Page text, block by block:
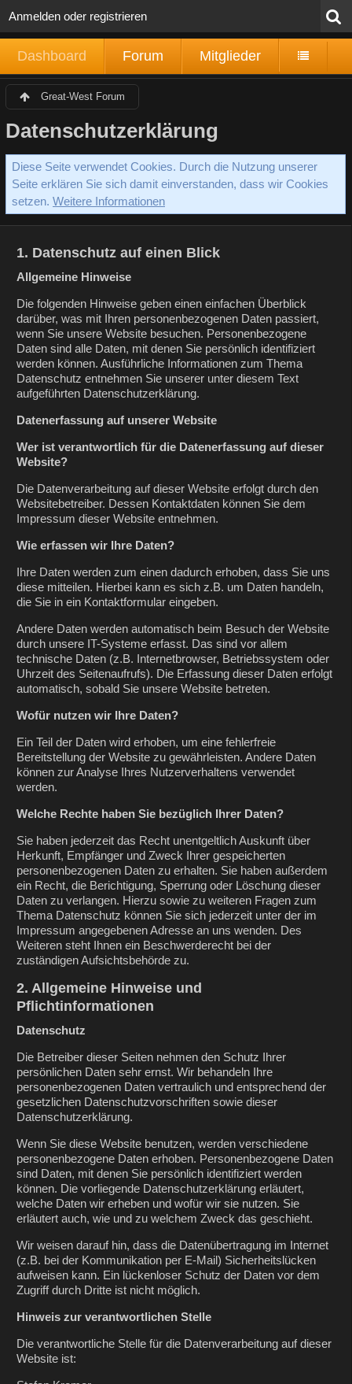
Anmelden oder registrieren
Dashboard Forum Mitglieder
Great-West Forum
Datenschutzerklärung
Diese Seite verwendet Cookies. Durch die Nutzung unserer
Seite erklären Sie sich damit einverstanden, dass wir Cookies
setzen. Weitere Informationen
1. Datenschutz auf einen Blick
Allgemeine Hinweise
Die folgenden Hinweise geben einen einfachen Überblick
darüber, was mit Ihren personenbezogenen Daten passiert,
wenn Sie unsere Website besuchen. Personenbezogene
Daten sind alle Daten, mit denen Sie persönlich identifiziert
werden können. Ausführliche Informationen zum Thema
Datenschutz entnehmen Sie unserer unter diesem Text
aufgeführten Datenschutzerklärung.
Datenerfassung auf unserer Website
Wer ist verantwortlich für die Datenerfassung auf dieser
Website?
Die Datenverarbeitung auf dieser Website erfolgt durch den
Websitebetreiber. Dessen Kontaktdaten können Sie dem
Impressum dieser Website entnehmen.
Wie erfassen wir Ihre Daten?
Ihre Daten werden zum einen dadurch erhoben, dass Sie uns
diese mitteilen. Hierbei kann es sich z.B. um Daten handeln,
die Sie in ein Kontaktformular eingeben.
Andere Daten werden automatisch beim Besuch der Website
durch unsere IT-Systeme erfasst. Das sind vor allem
technische Daten (z.B. Internetbrowser, Betriebssystem oder
Uhrzeit des Seitenaufrufs). Die Erfassung dieser Daten erfolgt
automatisch, sobald Sie unsere Website betreten.
Wofür nutzen wir Ihre Daten?
Ein Teil der Daten wird erhoben, um eine fehlerfreie
Bereitstellung der Website zu gewährleisten. Andere Daten
können zur Analyse Ihres Nutzerverhaltens verwendet
werden.
Welche Rechte haben Sie bezüglich Ihrer Daten?
Sie haben jederzeit das Recht unentgeltlich Auskunft über
Herkunft, Empfänger und Zweck Ihrer gespeicherten
personenbezogenen Daten zu erhalten. Sie haben außerdem
ein Recht, die Berichtigung, Sperrung oder Löschung dieser
Daten zu verlangen. Hierzu sowie zu weiteren Fragen zum
Thema Datenschutz können Sie sich jederzeit unter der im
Impressum angegebenen Adresse an uns wenden. Des
Weiteren steht Ihnen ein Beschwerderecht bei der
zuständigen Aufsichtsbehörde zu.
2. Allgemeine Hinweise und
Pflichtinformationen
Datenschutz
Die Betreiber dieser Seiten nehmen den Schutz Ihrer
persönlichen Daten sehr ernst. Wir behandeln Ihre
personenbezogenen Daten vertraulich und entsprechend der
gesetzlichen Datenschutzvorschriften sowie dieser
Datenschutzerklärung.
Wenn Sie diese Website benutzen, werden verschiedene
personenbezogene Daten erhoben. Personenbezogene Daten
sind Daten, mit denen Sie persönlich identifiziert werden
können. Die vorliegende Datenschutzerklärung erläutert,
welche Daten wir erheben und wofür wir sie nutzen. Sie
erläutert auch, wie und zu welchem Zweck das geschieht.
Wir weisen darauf hin, dass die Datenübertragung im Internet
(z.B. bei der Kommunikation per E-Mail) Sicherheitslücken
aufweisen kann. Ein lückenloser Schutz der Daten vor dem
Zugriff durch Dritte ist nicht möglich.
Hinweis zur verantwortlichen Stelle
Die verantwortliche Stelle für die Datenverarbeitung auf dieser
Website ist: